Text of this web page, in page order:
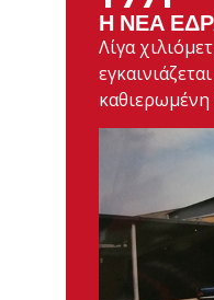
Η ΝΈΑ
Λίγα